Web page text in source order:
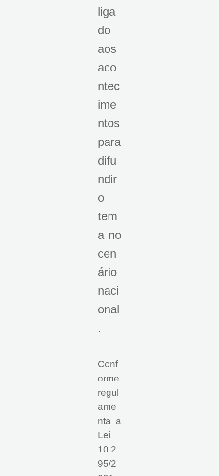
liga
do
aos
aco
ntec
ime
ntos
para
difu
ndir
o
tem
a no
cen
ário
naci
onal
.
Conf
orme
regul
ame
nta a
Lei
10.2
95/2